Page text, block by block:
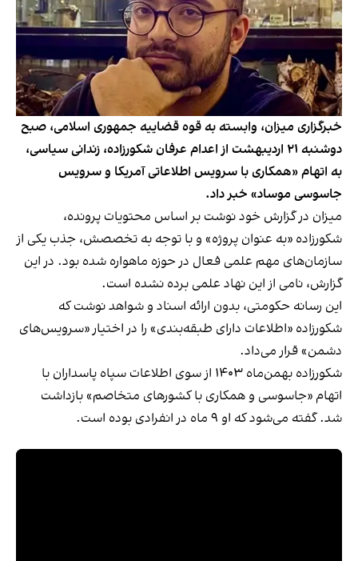
خبرگزاری میزان، وابسته به قوه قضاییه جمهوری اسلامی، صبح
دوشنبه ۲۱ اردیبهشت از اعدام عرفان شکورزاده، زندانی سیاسی،
به اتهام «همکاری با سرویس اطلاعاتی آمریکا و سرویس
جاسوسی موساد» خبر داد.
میزان در گزارش خود نوشت بر اساس محتویات پرونده،
شکورزاده «به عنوان پروژه» و با توجه به تخصصش، جذب یکی از
سازمان‌های مهم علمی فعال در حوزه ماهواره شده بود. در این
گزارش، نامی از این نهاد علمی برده نشده است.
این رسانه حکومتی، بدون ارائه اسناد و شواهد نوشت که
شکورزاده «اطلاعات دارای طبقه‌بندی» را در اختیار «سرویس‌های
دشمن» قرار می‌داد.
شکورزاده بهمن‌ماه ۱۴۰۳ از سوی اطلاعات سپاه پاسداران با
اتهام «جاسوسی و همکاری با کشورهای متخاصم» بازداشت
شد. گفته می‌شود که او ۹ ماه در انفرادی بوده است.